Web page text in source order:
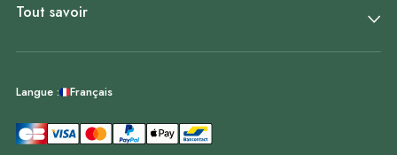
Tout savoir
Langue : Français